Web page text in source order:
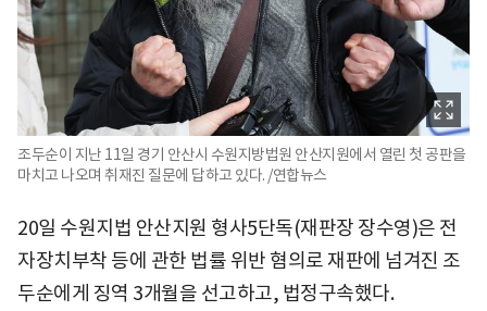
조두순이 지난 11일 경기 안산시 수원지방법원 안산지원에서 열린 첫 공판을
마치고 나오며 취재진 질문에 답하고 있다. /연합뉴스
20일 수원지법 안산지원 형사5단독(재판장 장수영)은 전
자장치부착 등에 관한 법률 위반 혐의로 재판에 넘겨진 조
두순에게 징역 3개월을 선고하고, 법정구속했다.